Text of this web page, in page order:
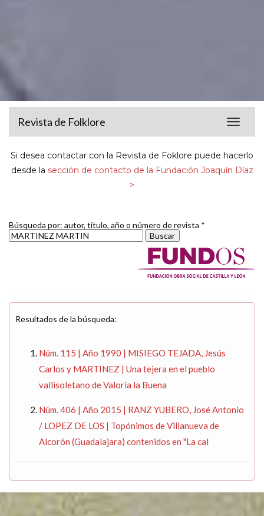
Toggle
Revista de Folklore
Si desea contactar con la Revista de Foklore puede hacerlo
desde la sección de contacto de la Fundación Joaquín Díaz
>
Búsqueda por: autor, título, año o número de revista *
Resultados de la búsqueda:
Núm. 115 | Año 1990 | MISIEGO TEJADA, Jesús
Carlos y MARTINEZ | Una tejera en el pueblo
vallisoletano de Valoria la Buena
Núm. 406 | Año 2015 | RANZ YUBERO, José Antonio
/ LOPEZ DE LOS | Topónimos de Villanueva de
Alcorón (Guadalajara) contenidos en "La cal